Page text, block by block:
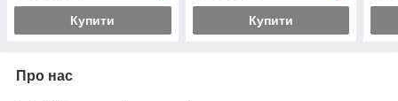
Купити Купити
Про нас